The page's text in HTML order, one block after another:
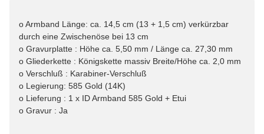
o Armband Länge: ca. 14,5 cm (13 + 1,5 cm) verkürzbar
durch eine Zwischenöse bei 13 cm
o Gravurplatte : Höhe ca. 5,50 mm / Länge ca. 27,30 mm
o Gliederkette : Königskette massiv Breite/Höhe ca. 2,0 mm
o Verschluß : Karabiner-Verschluß
o Legierung: 585 Gold (14K)
o Lieferung : 1 x ID Armband 585 Gold + Etui
o Gravur : Ja